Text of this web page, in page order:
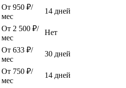
От 950 ₽/
мес
14 дней
От 2 500 ₽/
мес
Нет
От 633 ₽/
мес
30 дней
От 750 ₽/
мес
14 дней